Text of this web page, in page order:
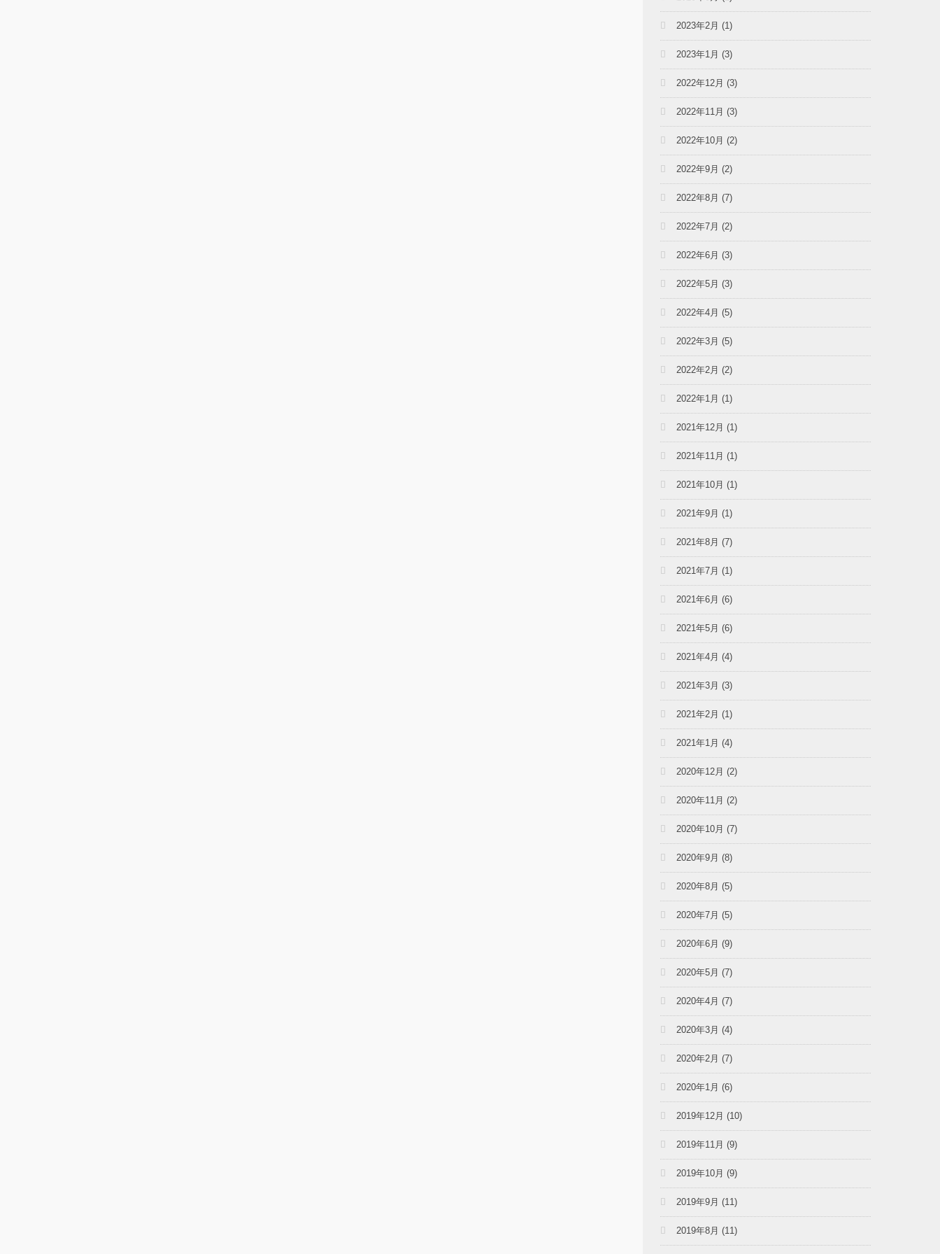
2023年2月 (1)
2023年1月 (3)
2022年12月 (3)
2022年11月 (3)
2022年10月 (2)
2022年9月 (2)
2022年8月 (7)
2022年7月 (2)
2022年6月 (3)
2022年5月 (3)
2022年4月 (5)
2022年3月 (5)
2022年2月 (2)
2022年1月 (1)
2021年12月 (1)
2021年11月 (1)
2021年10月 (1)
2021年9月 (1)
2021年8月 (7)
2021年7月 (1)
2021年6月 (6)
2021年5月 (6)
2021年4月 (4)
2021年3月 (3)
2021年2月 (1)
2021年1月 (4)
2020年12月 (2)
2020年11月 (2)
2020年10月 (7)
2020年9月 (8)
2020年8月 (5)
2020年7月 (5)
2020年6月 (9)
2020年5月 (7)
2020年4月 (7)
2020年3月 (4)
2020年2月 (7)
2020年1月 (6)
2019年12月 (10)
2019年11月 (9)
2019年10月 (9)
2019年9月 (11)
2019年8月 (11)